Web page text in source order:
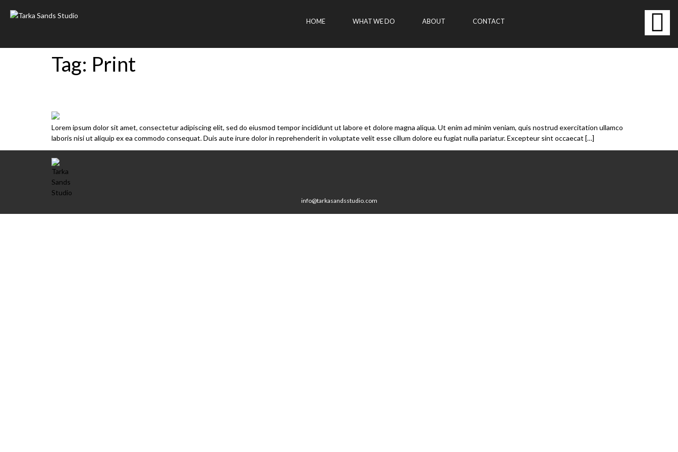
HOME WHAT WE DO ABOUT CONTACT
Tag: Print
Lorem ipsum dolor sit amet, consectetur adipiscing elit, sed do eiusmod tempor incididunt ut labore et dolore magna aliqua. Ut enim ad minim veniam, quis nostrud exercitation ullamco
laboris nisi ut aliquip ex ea commodo consequat. Duis aute irure dolor in reprehenderit in voluptate velit esse cillum dolore eu fugiat nulla pariatur. Excepteur sint occaecat […]
info@tarkasandsstudio.com